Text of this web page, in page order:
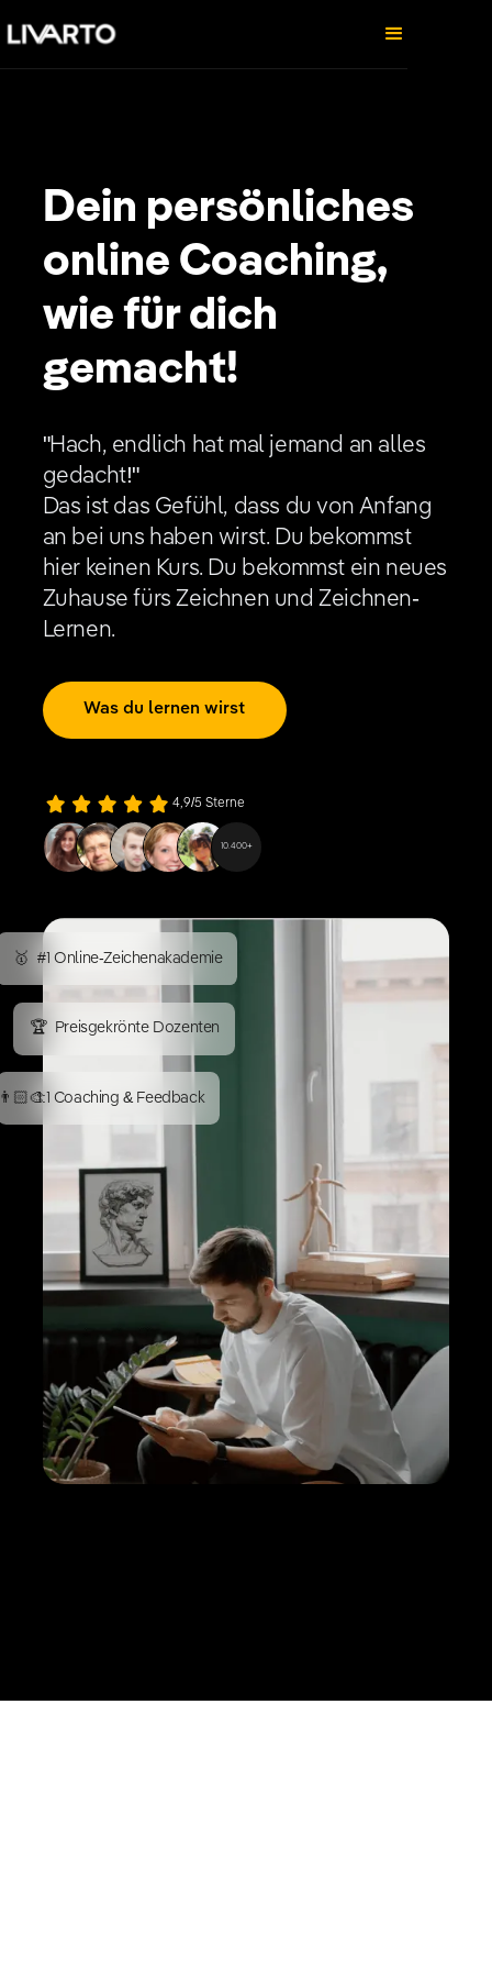
Dein persönliches
online Coaching,
wie für dich
gemacht!
"Hach, endlich hat mal jemand an alles
gedacht!"
Das ist das Gefühl, dass du von Anfang
an bei uns haben wirst. Du bekommst
hier keinen Kurs. Du bekommst ein neues
Zuhause fürs Zeichnen und Zeichnen-
Lernen.
Was du lernen wirst
4,9/5 Sterne
10.400+
🥇 #1 Online-Zeichenakademie
🏆 Preisgekrönte Dozenten
1:1 Coaching & Feedback